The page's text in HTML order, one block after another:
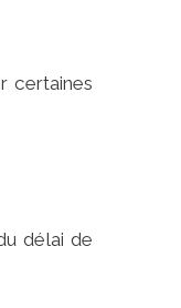
certaines
délai de